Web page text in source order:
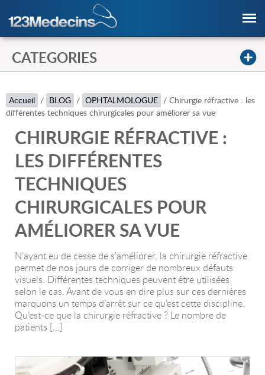
CATEGORIES
Accueil / BLOG / OPHTALMOLOGUE / Chirurgie réfractive : les
différentes techniques chirurgicales pour améliorer sa vue
CHIRURGIE RÉFRACTIVE :
LES DIFFÉRENTES
TECHNIQUES
CHIRURGICALES POUR
AMÉLIORER SA VUE
N’ayant eu de cesse de s’améliorer, la chirurgie réfractive
permet de nos jours de corriger de nombreux défauts
visuels. Différentes techniques peuvent être utilisées
selon le cas. Avant de vous en dire plus sur ces dernières
marquons un temps d’arrêt sur ce qu’est cette discipline.
Qu’est-ce que la chirurgie réfractive ? Le nombre de
patients […]